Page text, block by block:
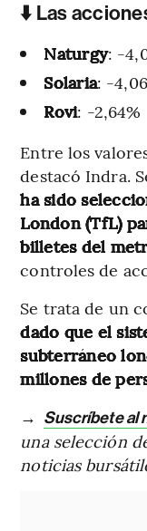
⬇️ Las
Naturgy: -
Solaria: -
Rovi: -2,64%
Entre los
destacó Indra.
ha sido
London (TfL)
billetes del
controles de
Se trata de un
dado que el
subterráneo
millones de
→ Suscríbete al
una selección
noticias